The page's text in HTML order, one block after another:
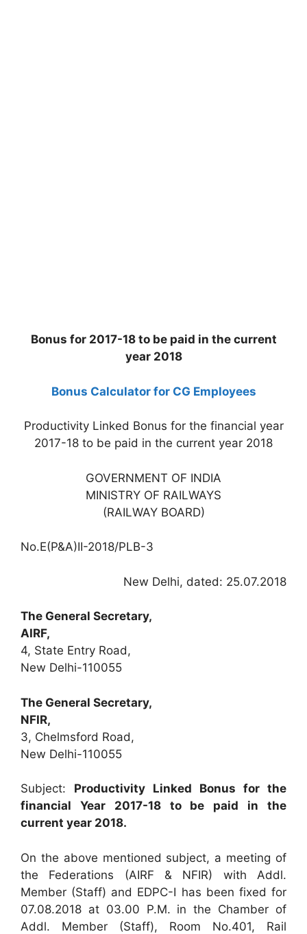
Bonus for 2017-18 to be paid in the current
year 2018
Bonus Calculator for CG Employees
Productivity Linked Bonus for the financial year
2017-18 to be paid in the current year 2018
GOVERNMENT OF INDIA
MINISTRY OF RAILWAYS
(RAILWAY BOARD)
No.E(P&A)II-2018/PLB-3
New Delhi, dated: 25.07.2018
The General Secretary,
AIRF,
4, State Entry Road,
New Delhi-110055
The General Secretary,
NFIR,
3, Chelmsford Road,
New Delhi-110055
Subject: Productivity Linked Bonus for the
financial Year 2017-18 to be paid in the
current year 2018.
On the above mentioned subject, a meeting of
the Federations (AIRF & NFIR) with Addl.
Member (Staff) and EDPC-I has been fixed for
07.08.2018 at 03.00 P.M. in the Chamber of
Addl. Member (Staff), Room No.401, Rail